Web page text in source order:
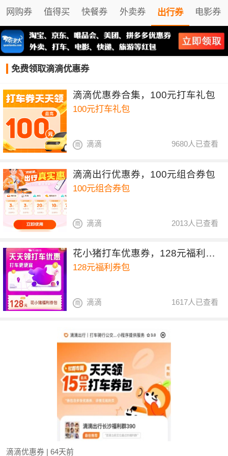
网购券 值得买 快餐券 外卖券 出行券 电影券
免费领取滴滴优惠券
滴滴优惠券合集，100元打车礼包
100元打车礼包
9680人已查看
滴滴
滴滴出行优惠券，100元组合券包
100元组合券包
2013人已查看
滴滴
花小猪打车优惠券，128元福利券包
128元福利券包
1617人已查看
滴滴
滴滴优惠券 | 64天前